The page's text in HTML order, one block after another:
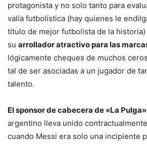
protagonista y no solo tanto para
valía futbolística (hay quienes le
título de mejor futbolista de la
su arrollador atractivo para las
lógicamente cheques de muchos
tal de ser asociadas a un jugador de
talento.
El sponsor de cabecera de «La
argentino lleva unido
cuando Messi era solo una incipiente